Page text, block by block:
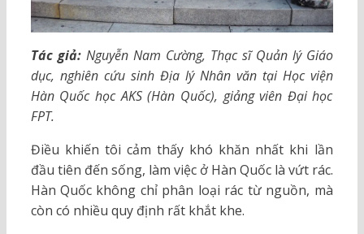
Tác giả:Nguyễn Nam Cường, Thạc sĩ Quản lý Giáo
dục, nghiên cứu sinh Địa lý Nhân văn tại Học viện
Hàn Quốc học AKS (Hàn Quốc), giảng viên Đại học
FPT.
Điều khiến tôi cảm thấy khó khăn nhất khi lần
đầu tiên đến sống, làm việc ở Hàn Quốc là vứt rác.
Hàn Quốc không chỉ phân loại rác từ nguồn, mà
còn có nhiều quy định rất khắt khe.